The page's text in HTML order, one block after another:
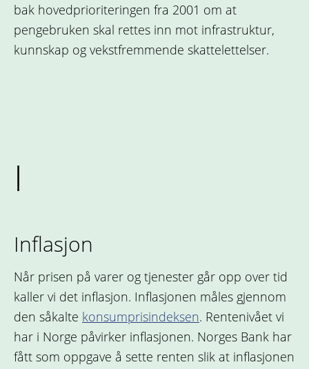
bak hovedprioriteringen fra 2001 om at
pengebruken skal rettes inn mot infrastruktur,
kunnskap og vekstfremmende skattelettelser.
I
Inflasjon
Når prisen på varer og tjenester går opp over tid
kaller vi det inflasjon. Inflasjonen måles gjennom
den såkalte konsumprisindeksen. Rentenivået vi
har i Norge påvirker inflasjonen. Norges Bank har
fått som oppgave å sette renten slik at inflasjonen